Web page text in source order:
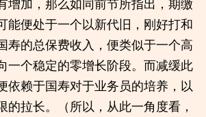
能便处于一个以新代旧，刚好打和
寿的总保费收入，便类似于一个高
一个稳定的零增长阶段。而减缓此
依赖于国寿对于业务员的培养，以
的拉长。（所以，从此一角度看，